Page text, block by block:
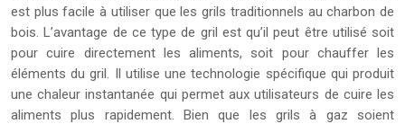
est plus facile à utiliser que les grils traditionnels au charbon de
bois. L’avantage de ce type de gril est qu’il peut être utilisé soit
pour cuire directement les aliments, soit pour chauffer les
éléments du gril. Il utilise une technologie spécifique qui produit
une chaleur instantanée qui permet aux utilisateurs de cuire les
aliments plus rapidement. Bien que les grils à gaz soient